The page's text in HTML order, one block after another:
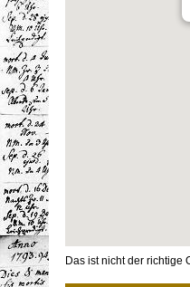
Das ist nicht der richtige